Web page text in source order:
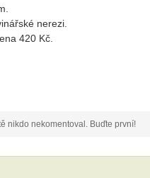
nerezi.
420 Kč.
nikdo nekomentoval. Buďte první!